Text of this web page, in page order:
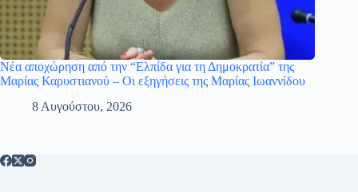
Νέα αποχώρηση από την “Ελπίδα για τη Δημοκρατία” της
Μαρίας Καρυστιανού – Οι εξηγήσεις της Μαρίας Ιωαννίδου
8 Αυγούστου, 2026